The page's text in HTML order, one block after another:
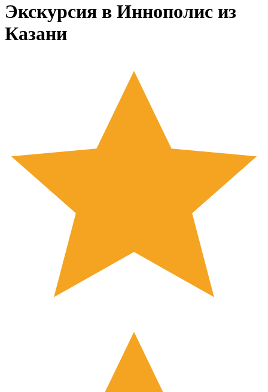
Экскурсия в Иннополис из
Казани